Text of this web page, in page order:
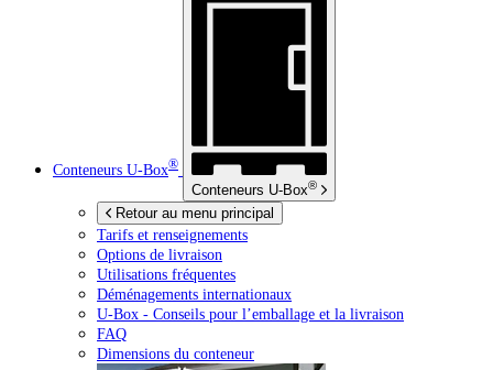
Conteneurs U-Box®
Conteneurs U-Box®
Retour au menu principal
Tarifs et renseignements
Options de livraison
Utilisations fréquentes
Déménagements internationaux
U-Box - Conseils pour l’emballage et la livraison
FAQ
Dimensions du conteneur